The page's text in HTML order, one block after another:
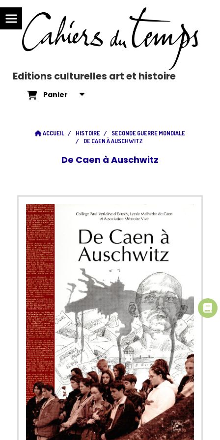
Editions culturelles art et histoire
Panier
ACCUEIL HISTOIRE
SECONDE GUERRE MONDIALE
DE CAEN À AUSCHWITZ
De Caen à Auschwitz